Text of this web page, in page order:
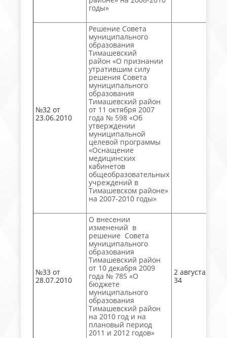
годы»
№32 от
23.06.2010
Решение Совета
муниципального
образования
Тимашевский
район «О признании
утратившим силу
решения Совета
муниципального
образования
Тимашевский район
от 11 октября 2007
года № 598 «Об
утверждении
муниципальной
целевой программы
«Оснащение
медицинских
кабинетов
общеобразовательных
учреждений в
Тимашевском районе»
на 2007-2010 годы»
№33 от
28.07.2010
О внесении
изменений в
решение Совета
муниципального
образования
Тимашевский район
от 10 декабря 2009
года № 785 «О
бюджете
муниципального
образования
Тимашевский район
на 2010 год и на
плановый период
2011 и 2012 годов»
2 августа, акт
34